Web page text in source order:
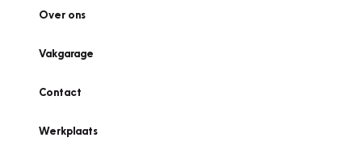
Over ons
Vakgarage
Contact
Werkplaats